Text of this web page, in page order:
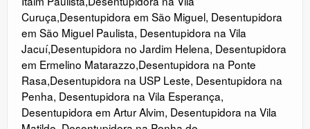
Curuça,Desentupidora em São Miguel, Desentupidora
em São Miguel Paulista, Desentupidora na Vila
Jacuí,Desentupidora no Jardim Helena, Desentupidora
em Ermelino Matarazzo,Desentupidora na Ponte
Rasa,Desentupidora na USP Leste, Desentupidora na
Penha, Desentupidora na Vila Esperança,
Desentupidora em Artur Alvim, Desentupidora na Vila